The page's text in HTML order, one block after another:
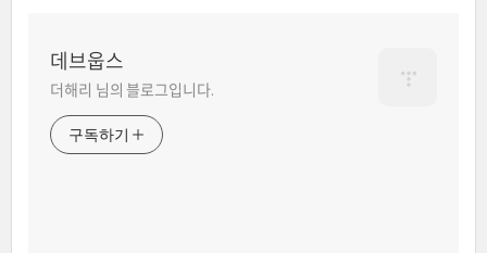
데브웁스
더해리 님의 블로그입니다.
구독하기